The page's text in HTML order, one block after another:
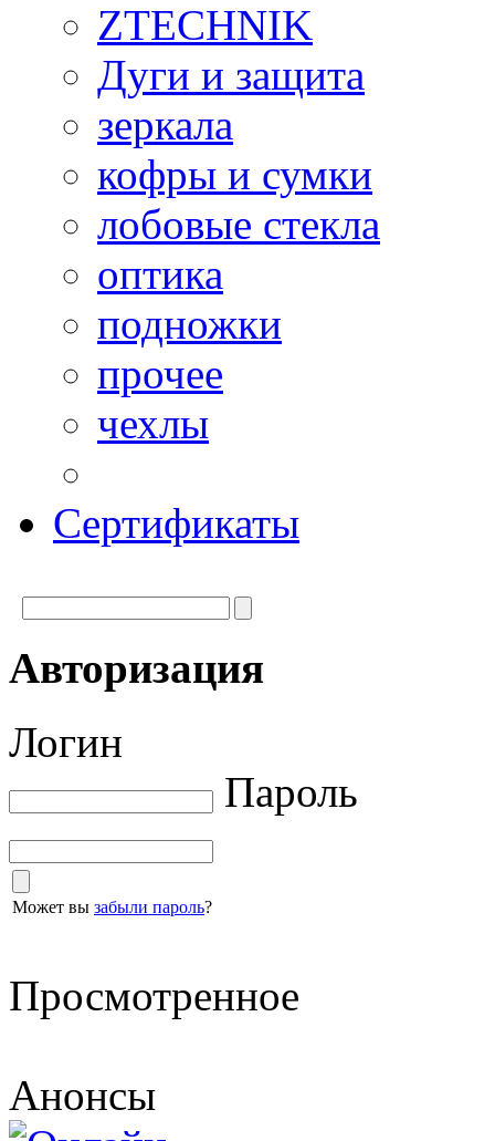
ZTECHNIK
Дуги и защита
зеркала
кофры и сумки
лобовые стекла
оптика
подножки
прочее
чехлы
Сертификаты
Авторизация
Логин
Пароль
Может вы забыли пароль?
Просмотренное
Анонсы